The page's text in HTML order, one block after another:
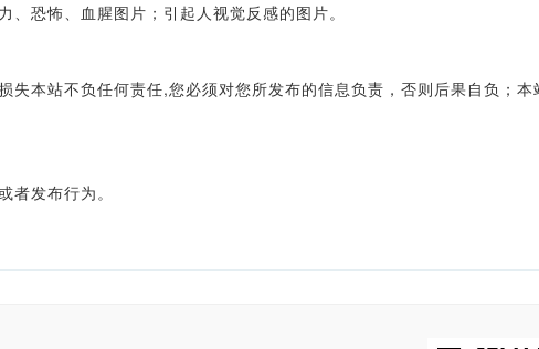
恐怖、血腥图片；引起人视觉反感的图片。
本站不负任何责任,您必须对您所发布的信息负责，否则后果自负；本
发布行为。